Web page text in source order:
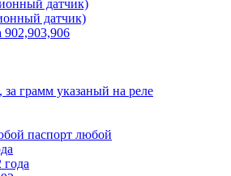
датчик)
датчик)
грамм указаный на реле
паспорт любой